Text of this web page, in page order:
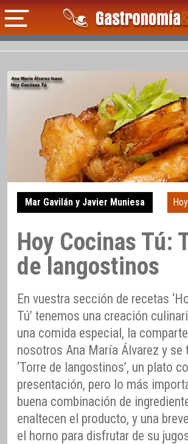
Mar Gavilán y Javier Muniesa
Hoy Cocinas Tú:
de langostinos
En vuestra sección de recetas
Tú’ tenemos una creación
una comida especial, la
nosotros Ana María Álvarez y se
‘Torre de langostinos’, un plato
presentación, pero lo más
buena combinación de
enaltecen el producto, y una
el horno para disfrutar de su